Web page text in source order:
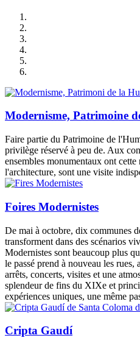
Modernisme, Patrimoine
Faire partie du Patrimoine de
privilège réservé à peu de. Aux
ensembles monumentaux ont
l'architecture, sont une visite
Foires Modernistes
De mai à octobre, dix communes
transforment dans des scénarios
Modernistes sont beaucoup plus
le passé prend à nouveau les rues,
arrêts, concerts, visites et une
splendeur de fins du XIXe et
expériences uniques, une même
Cripta Gaudí